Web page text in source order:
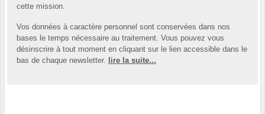
cette mission.
Vos données à caractère personnel sont conservées dans nos
bases le temps nécessaire au traitement. Vous pouvez vous
désinscrire à tout moment en cliquant sur le lien accessible dans le
bas de chaque newsletter. lire la suite...